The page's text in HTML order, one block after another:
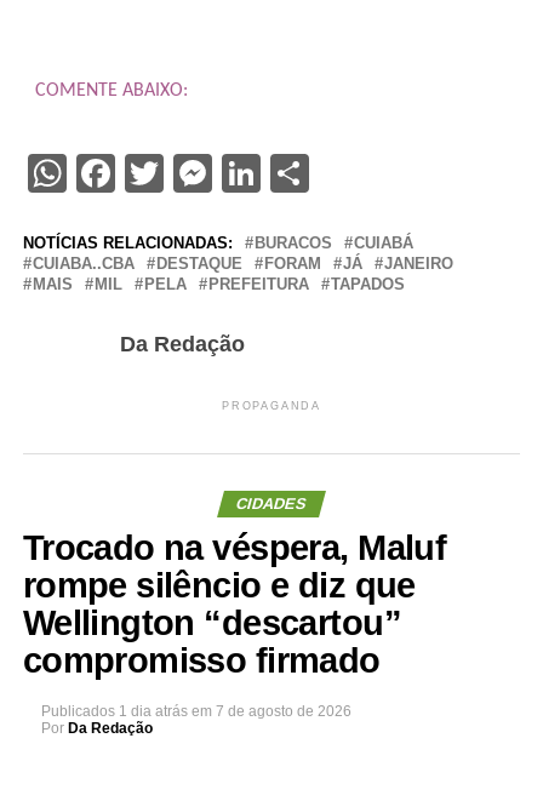
COMENTE ABAIXO:
WhatsApp
Facebook
TwitterMessenger
LinkedIn
NOTÍCIAS RELACIONADAS: BURACOS
CUIABÁ
CUIABA..CBA
DESTAQUE FORAM JÁ
JANEIRO
MAIS
MIL PELA PREFEITURA TAPADOS
Da Redação
PROPAGANDA
CIDADES
Trocado na véspera, Maluf
rompe silêncio e diz que
Wellington “descartou”
compromisso firmado
Publicados 1 dia atrás em 7 de agosto de 2026
Por Da Redação